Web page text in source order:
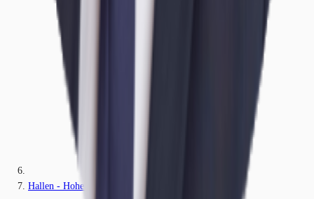
Hallen - Hohe Börde - B3129